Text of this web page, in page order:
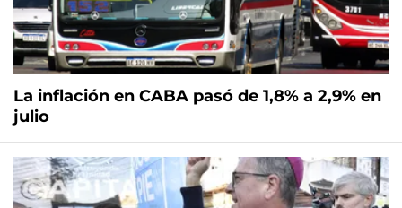
La inflación en CABA pasó de 1,8% a 2,9% en
julio